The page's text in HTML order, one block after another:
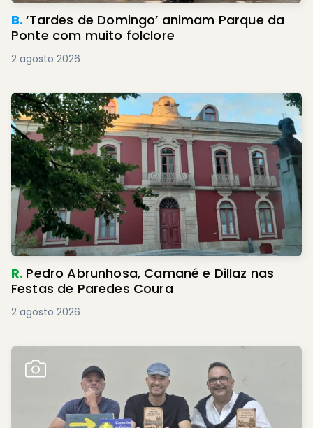
B.‘Tardes de Domingo’ animam Parque da
Ponte com muito folclore
2 agosto 2026
R. Pedro Abrunhosa, Camané e Dillaz nas
Festas de Paredes Coura
2 agosto 2026